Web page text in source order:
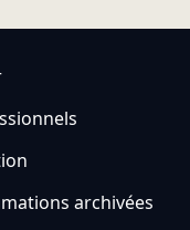
archivées